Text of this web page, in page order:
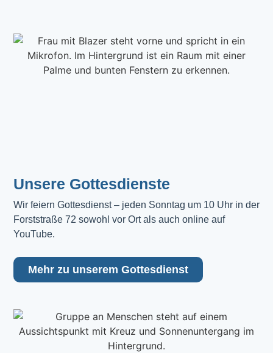
Unsere Gottesdienste
Wir feiern Gottesdienst – jeden Sonntag um 10 Uhr in der
Forststraße 72 sowohl vor Ort als auch online auf
YouTube.
Mehr zu unserem Gottesdienst